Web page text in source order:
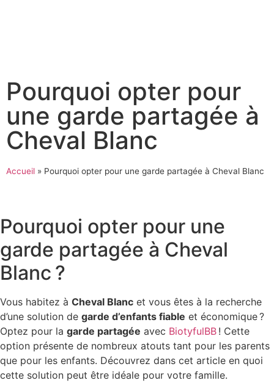
Pourquoi opter pour
une garde partagée à
Cheval Blanc
Accueil » Pourquoi opter pour une garde partagée à Cheval Blanc
Pourquoi opter pour une
garde partagée à Cheval
Blanc ?
Vous habitez à Cheval Blanc et vous êtes à la recherche
d’une solution de garde d’enfants fiable et économique ?
Optez pour la garde partagée avec BiotyfulBB ! Cette
option présente de nombreux atouts tant pour les parents
que pour les enfants. Découvrez dans cet article en quoi
cette solution peut être idéale pour votre famille.